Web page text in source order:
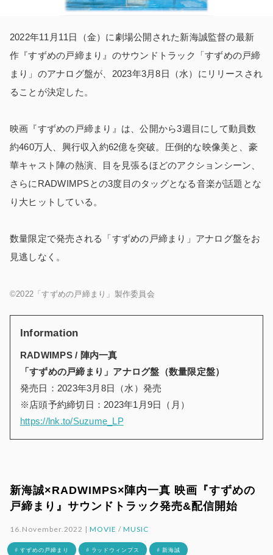
2022年11月11日（金）に劇場公開された新海誠監督の最新
作『すずめの戸締まり』のサウンドトラック「すずめの戸締
まり」のアナログ盤が、2023年3月8日（水）にリリースされ
ることが決定した。
映画『すずめの戸締まり』は、公開から3週目にして動員数
約460万人、興行収入約62億を突破。圧倒的な映像美と、豪
華キャスト陣の熱演、目を見張るほどのアクションシーン、
さらにRADWIMPSとの3度目のタッグとなる音楽が話題とな
り大ヒットしている。
数量限定で発売される「すずめの戸締まり」アナログ盤をお
見逃しなく。
©2022「すずめの戸締まり」製作委員会
Information
RADWIMPS / 陣内一真
「すずめの戸締まり」アナログ盤（数量限定盤）
発売日：2023年3月8日（水）発売
※店頭予約締切日：2023年1月9日（月）
https://lnk.to/Suzume_LP
新海誠×RADWIMPS×陣内一真 映画『すずめの
戸締まり』サウンドトラック発売&配信開始
16.November.2022 |MOVIE / MUSIC
# すずめの戸締まり # ラッドウィンプス # 新海誠